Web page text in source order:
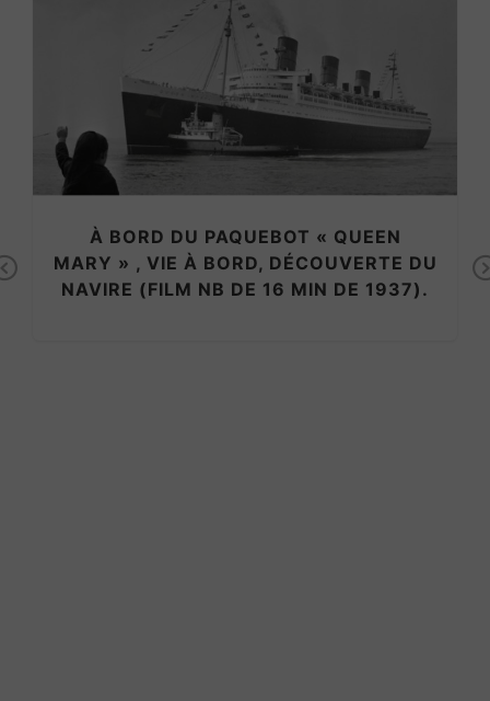
Previous
À BORD DU PAQUEBOT « QUEEN
MARY » , VIE À BORD, DÉCOUVERTE DU
NAVIRE (FILM NB DE 16 MIN DE 1937).